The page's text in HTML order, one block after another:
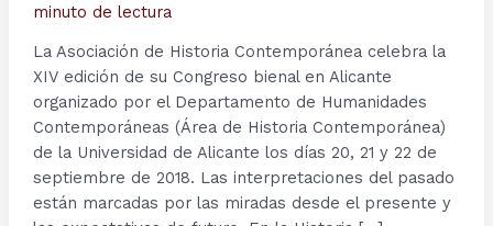
minuto de lectura
La Asociación de Historia Contemporánea celebra la
XIV edición de su Congreso bienal en Alicante
organizado por el Departamento de Humanidades
Contemporáneas (Área de Historia Contemporánea)
de la Universidad de Alicante los días 20, 21 y 22 de
septiembre de 2018. Las interpretaciones del pasado
están marcadas por las miradas desde el presente y